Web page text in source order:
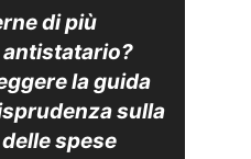
di più
laguida
sulla
spese